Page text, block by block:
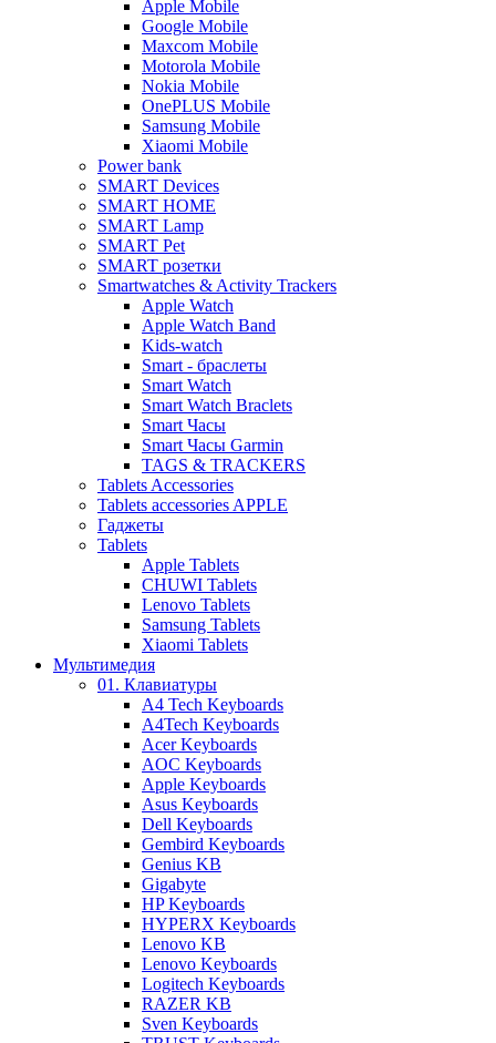
Apple Mobile
Google Mobile
Maxcom Mobile
Motorola Mobile
Nokia Mobile
OnePLUS Mobile
Samsung Mobile
Xiaomi Mobile
Power bank
SMART Devices
SMART HOME
SMART Lamp
SMART Pet
SMART розетки
Smartwatches & Activity Trackers
Apple Watch
Apple Watch Band
Kids-watch
Smart - браслеты
Smart Watch
Smart Watch Braclets
Smart Часы
Smart Часы Garmin
TAGS & TRACKERS
Tablets Accessories
Tablets accessories APPLE
Гаджеты
Tablets
Apple Tablets
CHUWI Tablets
Lenovo Tablets
Samsung Tablets
Xiaomi Tablets
Мультимедия
01. Клавиатуры
A4 Tech Keyboards
A4Tech Keyboards
Acer Keyboards
AOC Keyboards
Apple Keyboards
Asus Keyboards
Dell Keyboards
Gembird Keyboards
Genius KB
Gigabyte
HP Keyboards
HYPERX Keyboards
Lenovo KB
Lenovo Keyboards
Logitech Keyboards
RAZER KB
Sven Keyboards